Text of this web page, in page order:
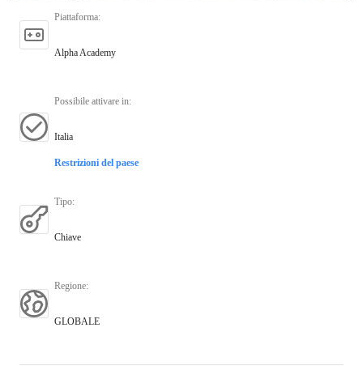
Piattaforma:
Alpha Academy
Possibile attivare in:
Italia
Restrizioni del paese
Tipo:
Chiave
Regione:
GLOBALE